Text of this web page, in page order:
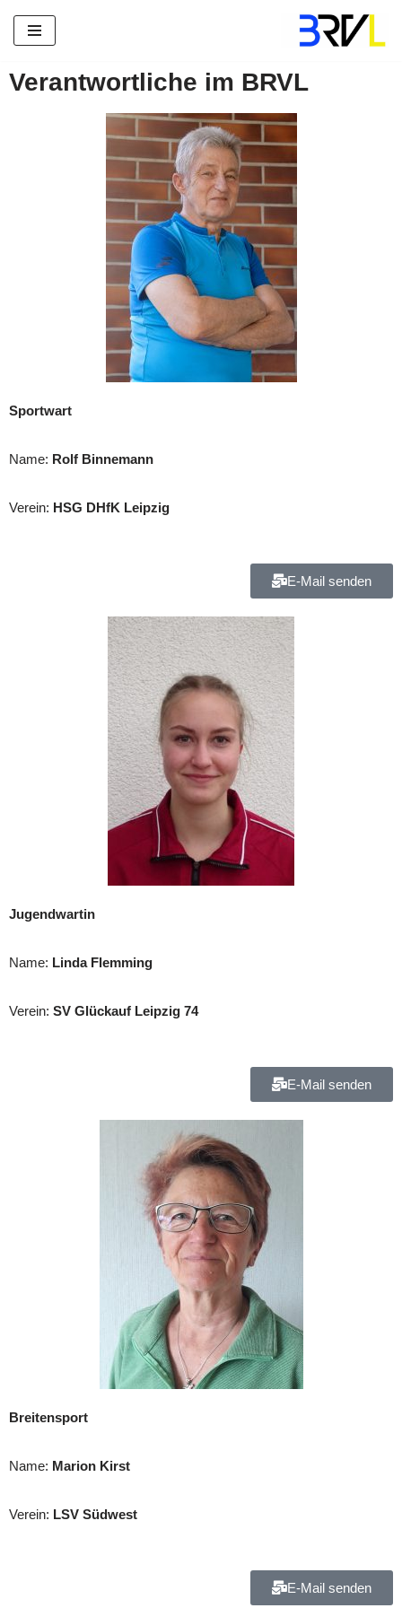
Zum
springen
Verantwortliche im BRVL
Sportwart
Name: Rolf Binnemann
Verein: HSG DHfK Leipzig
E-Mail senden
Jugendwartin
Name: Linda Flemming
Verein: SV Glückauf Leipzig 74
E-Mail senden
Breitensport
Name: Marion Kirst
Verein: LSV Südwest
E-Mail senden